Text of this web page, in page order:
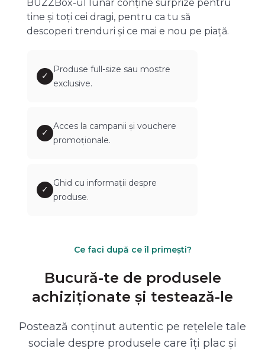
BUZZBox-ul lunar conține surprize pentru
tine și toți cei dragi, pentru ca tu să
descoperi trenduri și ce mai e nou pe piață.
✓
Produse full-size sau mostre
exclusive.
✓
Acces la campanii și vouchere
promoționale.
✓
Ghid cu informații despre
produse.
Ce faci după ce îl primești?
Bucură-te de produsele
achiziționate și testează-le
Postează conținut autentic pe rețelele tale
sociale despre produsele care îți plac și